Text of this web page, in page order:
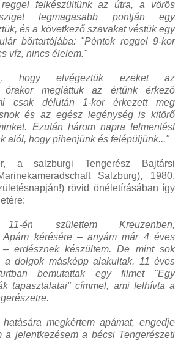
felkészültünk az útra, a vörös
legmagasabb pontján egy
és a következő szavakat véstük egy
bőrtartójába: "Péntek reggel 9-kor
víz, nincs élelem."
hogy elvégeztük ezeket az
órakor megláttuk az értünk érkező
csak délután 1-kor érkezett meg
és az egész legénység is kitörő
Ezután három napra felmentést
alól, hogy pihenjünk és felépüljünk..."
a salzburgi Tengerész Bajtársi
Salzburg), 1980.
rövid önéletírásában így
én születtem Kreuzenben,
Apám kérésére – anyám már 4 éves
– erdésznek készültem. De mint sok
a dolgok másképp alakultak. 11 éves
bemutattak egy filmet "Egy
tapasztalatai" címmel, ami felhívta a
megkértem apámat, engedje
a jelentkezésem a bécsi Tengerészeti